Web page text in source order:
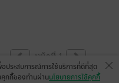
หน้าที่ 1
ประสบการณ์การใช้บริการที่ดีที่สุด
คุกกี้ของท่านผ่านนโยบายการใช้คุกกี้